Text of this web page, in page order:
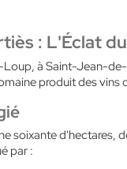
: L'Éclat
à Saint-Jean-
produit des vins
soixante d'hectares,
par :